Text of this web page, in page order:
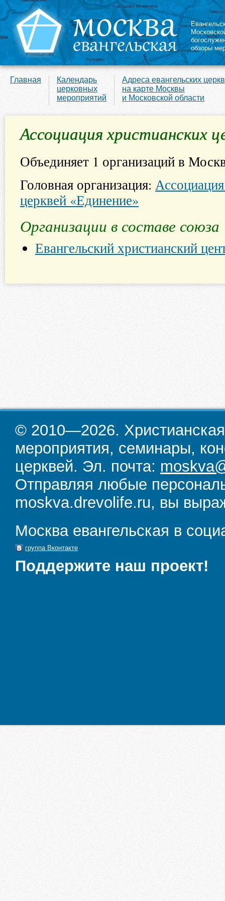
обзоры
Главная
Календарь
церковных
мероприятий
Адреса евангельских
на карте Москвы
и Московской области
Ассоциация христианских
Объединяет 1 организаций в
Головная организация:
церквей «Единение»
Организации в составе союза
Евангельский христианский
© 2010—2026.
мероприятия, семинары,
церквей. Эл. почта:
Отправляя любые
moskva.drevolife.ru, вы
Москва евангельская в
группа Вконтакте
Поддержите наш проект!